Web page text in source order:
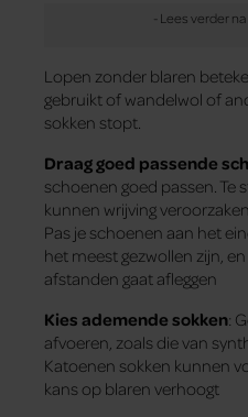
Lopen zonder blaren
gebruikt of wandelwol of
sokken stopt.
Draag goed passende
schoenen goed passen. Te
kunnen wrijving
Pas je schoenen aan het
het meest gezwollen zijn,
afstanden gaat afleggen​
Kies ademende sokken:
afvoeren, zoals die van
Katoenen sokken kunnen
kans op blaren verhoogt​